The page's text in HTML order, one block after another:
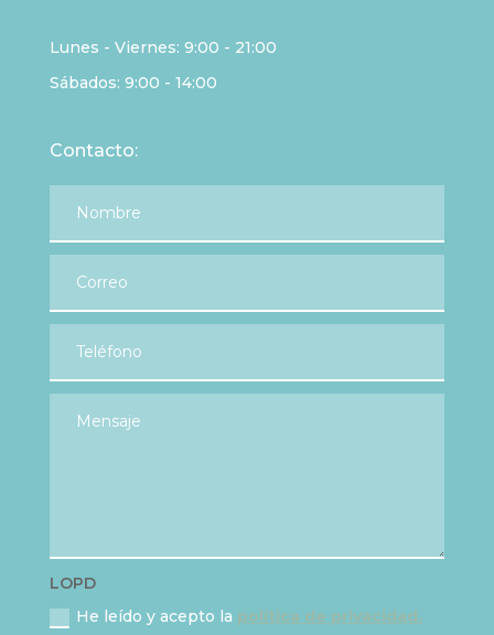
Lunes - Viernes: 9:00 - 21:00
Sábados: 9:00 - 14:00
Contacto:
LOPD
He leído y acepto la política de privacidad.